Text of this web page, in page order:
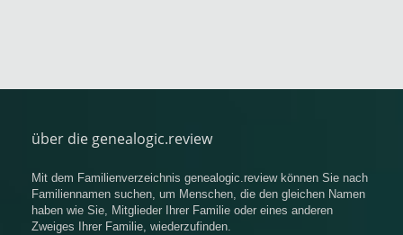
über die genealogic.review
Mit dem Familienverzeichnis genealogic.review können Sie nach
Familiennamen suchen, um Menschen, die den gleichen Namen
haben wie Sie, Mitglieder Ihrer Familie oder eines anderen
Zweiges Ihrer Familie, wiederzufinden.